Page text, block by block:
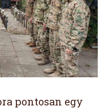
pontosan egy